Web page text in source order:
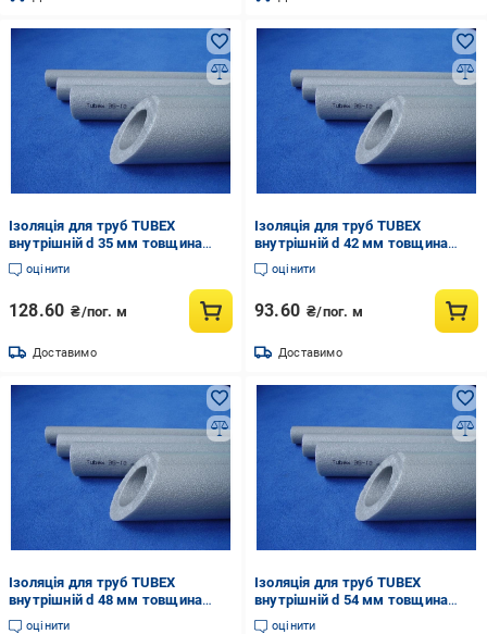
Ізоляція для труб TUBEX
внутрішній d 35 мм товщина
стінки 20 мм (837270073)
оцінити
128.60 ₴/пог. м
Доставимо
Ізоляція для труб TUBEX
внутрішній d 42 мм товщина
стінки 15 мм (837229243)
оцінити
93.60 ₴/пог. м
Доставимо
Ізоляція для труб TUBEX
внутрішній d 48 мм товщина
стінки 10 мм (837189550)
оцінити
Ізоляція для труб TUBEX
внутрішній d 54 мм товщина
стінки 10 мм (837190132)
оцінити